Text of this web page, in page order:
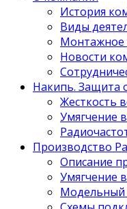
История
Виды
Монтажное
Новости
Накипь. Защита
Жесткость
Умягчение
Производство
Описание
Умягчение
Модельный